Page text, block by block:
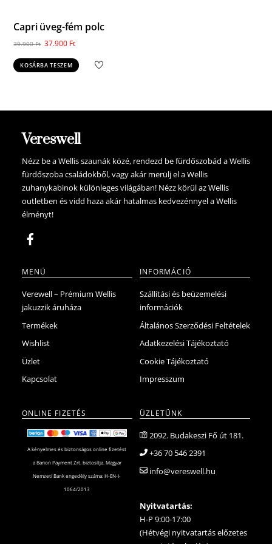
Capri üveg-fém polc
39.900Ft Original
price
was:
37.900 FtCurrent
price
is:
KOSÁRBA TESZEM
Vereswell
Nézz be a Wellis szaunák közé, rendezd be fürdőszobád a Wellis
fürdőszoba családokből, vagy akár merülj el a Wellis
zuhanykabinok különleges világában! Nézz körül az Wellis
outletben és vidd haza akár hatalmas kedvezénnyel a Wellis
élményt!
MENÜ
Verewell – Prémium Wellis
jakuzzik áruháza
Termékek
Wishlist
Üzlet
Kapcsolat
INFORMÁCIÓ
Szállítási és beüzemelési
információk
Általános Szerződési Feltételek
Adatkezelési Tájékoztató
Cookie Tájékoztató
Impresszum
ONLINE FIZETÉS
A kényelmes és biztonságos online fizetést
a Barion Payment Zrt. biztosítja. Magyar
Nemzeti Bank engedély száma: H-EN-I-
1064/2013
ÜZLETÜNK
2092. Budakeszi Fő út 181.
+36 70 546 2391
info@vereswell.hu
Nyitvatartás:
H-P 9:00-17:00
(Hétvégi nyitvatartás előzetes